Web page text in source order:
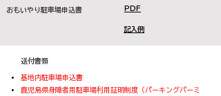
おもいやり駐車場申込書 ​PDF
記入例
送付書類
​基地内駐車場申込書
鹿児島県身障者用駐車場利用証明制度（パーキングパーミ